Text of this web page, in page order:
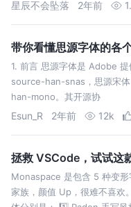
星辰不会坠落 2年前
带你看懂思源字体的各
1. 前言 思源字体是 Adobe
source-han-snas，思源宋
han-mono。其开源协
Esun_R 2年前 12k
拯救 VSCode，试试这
Monaspace 是包含 5 种变形
家族，颜值 Up，很难不喜欢